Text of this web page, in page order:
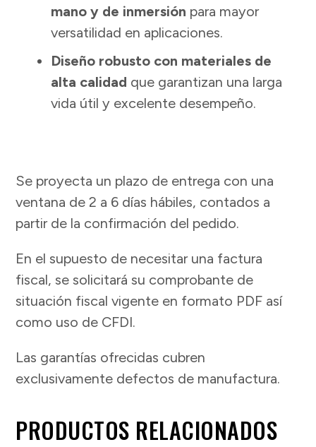
mano y de inmersión para mayor
versatilidad en aplicaciones.
Diseño robusto con materiales de
alta calidad que garantizan una larga
vida útil y excelente desempeño.
Se proyecta un plazo de entrega con una
ventana de 2 a 6 días hábiles, contados a
partir de la confirmación del pedido.
En el supuesto de necesitar una factura
fiscal, se solicitará su comprobante de
situación fiscal vigente en formato PDF así
como uso de CFDI.
Las garantías ofrecidas cubren
exclusivamente defectos de manufactura.
PRODUCTOS RELACIONADOS